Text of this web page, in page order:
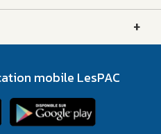
+
mobile LesPAC